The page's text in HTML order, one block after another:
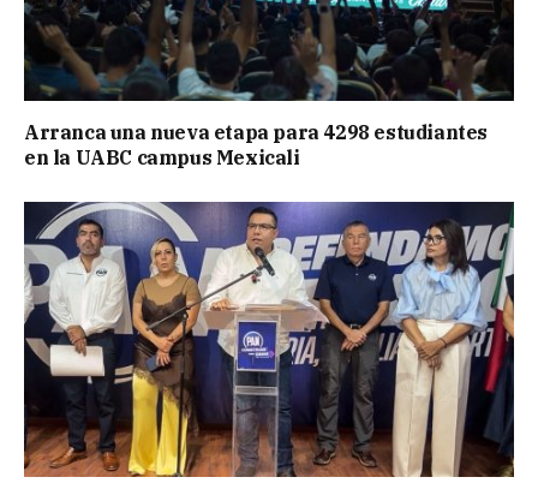
Arranca una nueva etapa para 4298 estudiantes
en la UABC campus Mexicali